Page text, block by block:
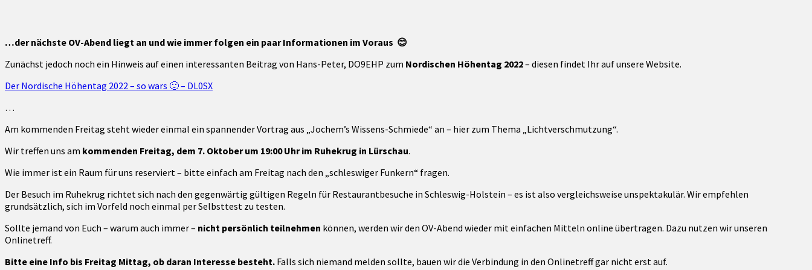
um
Uhr
im
Ruhekrug
…der nächste OV-Abend liegt an und wie immer folgen ein paar Informationen im Voraus 😊
Zunächst jedoch noch ein Hinweis auf einen interessanten Beitrag von Hans-Peter, DO9EHP zum Nordischen Höhentag 2022– diesen findet Ihr auf unsere Website.
Der Nordische Höhentag 2022 – so wars 🙂 – DL0SX
…
Am kommenden Freitag steht wieder einmal ein spannender Vortrag aus „Jochem’s Wissens-Schmiede“ an – hier zum Thema „Lichtverschmutzung“.
Wir treffen uns am kommenden Freitag, dem 7. Oktober um 19:00 Uhr im Ruhekrug in Lürschau.
Wie immer ist ein Raum für uns reserviert – bitte einfach am Freitag nach den „schleswiger Funkern“ fragen.
Der Besuch im Ruhekrug richtet sich nach den gegenwärtig gültigen Regeln für Restaurantbesuche in Schleswig-Holstein – es ist also vergleichsweise unspektakulär. Wir empfehlen
grundsätzlich, sich im Vorfeld noch einmal per Selbsttest zu testen.
Sollte jemand von Euch – warum auch immer – nicht persönlich teilnehmen können, werden wir den OV-Abend wieder mit einfachen Mitteln online übertragen. Dazu nutzen wir unseren
Onlinetreff.
Bitte eine Info bis Freitag Mittag, ob daran Interesse besteht. Falls sich niemand melden sollte, bauen wir die Verbindung in den Onlinetreff gar nicht erst auf.